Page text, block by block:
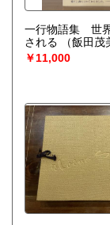
一行物語集 世
される
（飯田茂
￥11,000